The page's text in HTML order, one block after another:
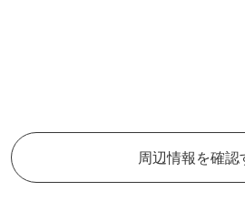
周辺情報を確認